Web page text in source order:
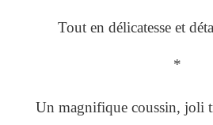
Tout en délicatesse et
*
Un magnifique coussin, joli